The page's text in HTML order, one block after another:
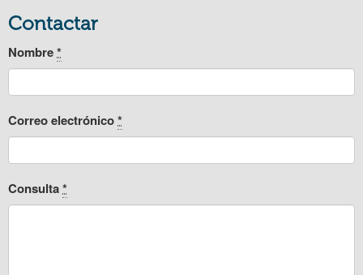
Contactar
Nombre*
Correo electrónico*
Consulta*